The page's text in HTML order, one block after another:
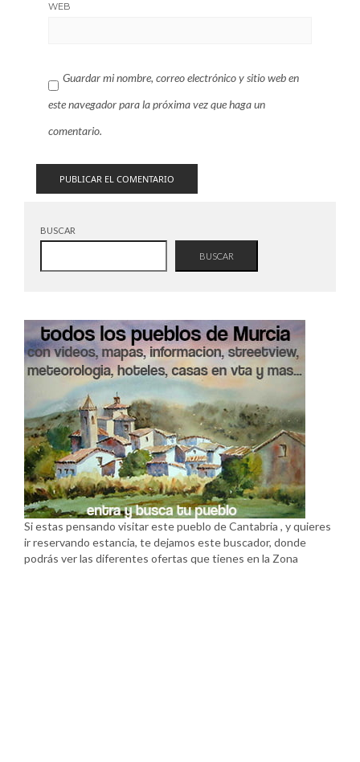
WEB
Guardar mi nombre, correo electrónico y sitio web en
este navegador para la próxima vez que haga un
comentario.
BUSCAR
BUSCAR
Si estas pensando visitar este pueblo de Cantabria , y quieres
ir reservando estancia, te dejamos este buscador, donde
podrás ver las diferentes ofertas que tienes en la Zona